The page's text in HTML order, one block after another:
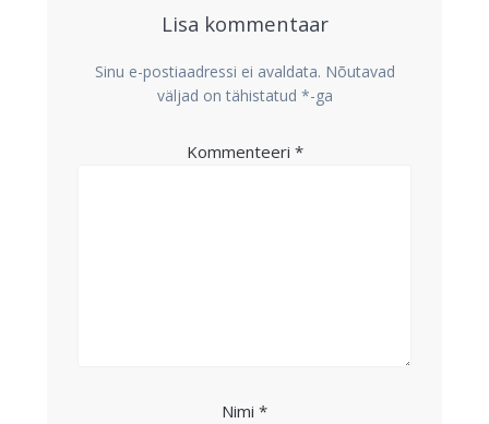
Lisa kommentaar
Sinu e-postiaadressi ei avaldata. Nõutavad
väljad on tähistatud *-ga
Kommenteeri *
Nimi *